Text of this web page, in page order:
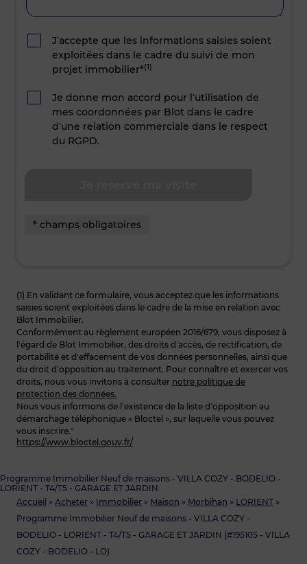
Accueil » Acheter » Immobilier » Maison » Morbihan » LORIENT »
Programme Immobilier Neuf de maisons - VILLA COZY -
BODELIO - LORIENT - T4/T5 - GARAGE ET JARDIN (#195105 - VILLA
COZY - BODELIO - LO)
Programme Immobilier Neuf de maisons - VILLA COZY - BODELIO -
LORIENT - T4/T5 - GARAGE ET JARDIN
J’accepte que les informations saisies soient
exploitées dans le cadre du suivi de mon
projet immobilier*(1)
Je donne mon accord pour l’utilisation de
mes coordonnées par Blot dans le cadre
d’une relation commerciale dans le respect
du RGPD.
* champs obligatoires
(1) En validant ce formulaire, vous acceptez que les informations
saisies soient exploitées dans le cadre de la mise en relation avec
Blot Immobilier.
Conformément au règlement européen 2016/679, vous disposez à
l’égard de Blot Immobilier, des droits d’accès, de rectification, de
portabilité et d’effacement de vos données personnelles, ainsi que
du droit d’opposition au traitement. Pour connaître et exercer vos
droits, nous vous invitons à consulter notre politique de
protection des données.
Nous vous informons de l’existence de la liste d’opposition au
démarchage téléphonique « Bloctel », sur laquelle vous pouvez
vous inscrire.“
https://www.bloctel.gouv.fr/